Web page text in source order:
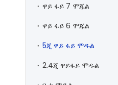
ዋይ ፋይ 7 ሞጁል
ዋይ ፋይ 6 ሞጁል
5ጂ ዋይ ፋይ ሞዱል
2.4ጂ ዋይፋይ ሞዱል